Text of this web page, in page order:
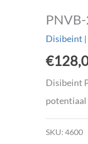
Disibeint |
€
Disibeint
SKU: 4600